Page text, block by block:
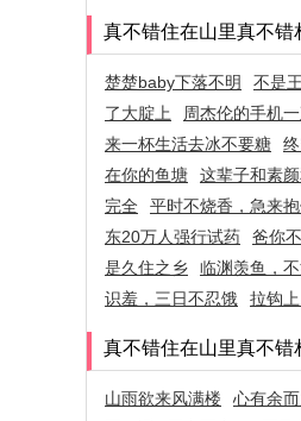
真不错住在山里真不错
楚楚baby下落不明 不是
了大腚上
周杰伦的手机
来一杯生活去冰不要糖
在你的鱼塘
这辈子和素
完全
平时不烧香，急来
东20万人强行试药
爸你
是久住之乡
临渊羡鱼，
识羞，三日不忍饿
拉钩
真不错住在山里真不错
山雨欲来风满楼 心有余